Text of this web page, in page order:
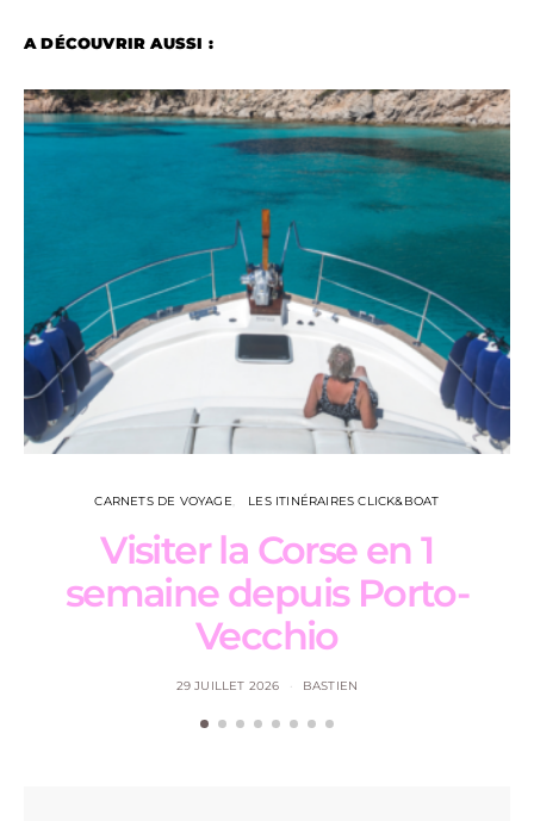
A DÉCOUVRIR AUSSI :
CARNETS DE VOYAGE LES ITINÉRAIRES CLICK&BOAT
Visiter la Corse en 1
semaine depuis Porto-
Vecchio
29 JUILLET 2026 BASTIEN